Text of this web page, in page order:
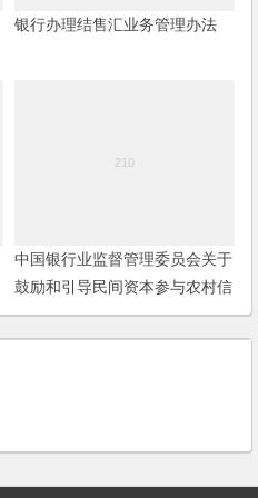
银行办理结售汇业务管理办法
中国银行业监督管理委员会关于
鼓励和引导民间资本参与农村信
用社产权改革工作的通知